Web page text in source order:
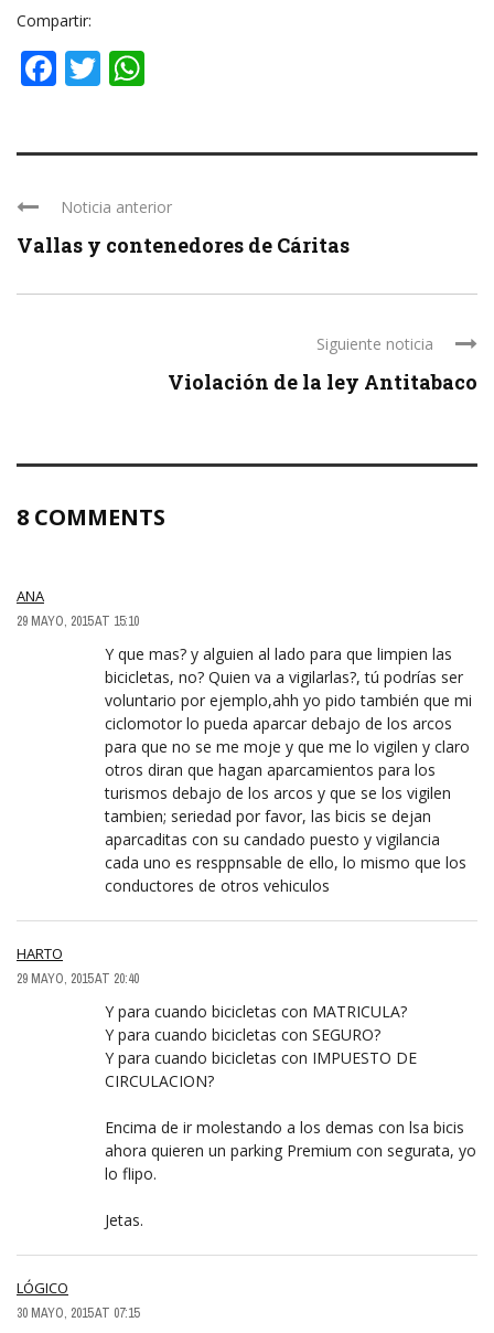
Compartir:
Facebook
Twitter
Noticia anterior
Vallas y contenedores de Cáritas
Siguiente noticia
Violación de la ley Antitabaco
8 COMMENTS
ANA
29 MAYO, 2015 AT 15:10
Y que mas? y alguien al lado para que limpien las
bicicletas, no? Quien va a vigilarlas?, tú podrías ser
voluntario por ejemplo,ahh yo pido también que mi
ciclomotor lo pueda aparcar debajo de los arcos
para que no se me moje y que me lo vigilen y claro
otros diran que hagan aparcamientos para los
turismos debajo de los arcos y que se los vigilen
tambien; seriedad por favor, las bicis se dejan
aparcaditas con su candado puesto y vigilancia
cada uno es resppnsable de ello, lo mismo que los
conductores de otros vehiculos
HARTO
29 MAYO, 2015 AT 20:40
Y para cuando bicicletas con MATRICULA?
Y para cuando bicicletas con SEGURO?
Y para cuando bicicletas con IMPUESTO DE
CIRCULACION?
Encima de ir molestando a los demas con lsa bicis
ahora quieren un parking Premium con segurata, yo
lo flipo.
Jetas.
LÓGICO
30 MAYO, 2015 AT 07:15